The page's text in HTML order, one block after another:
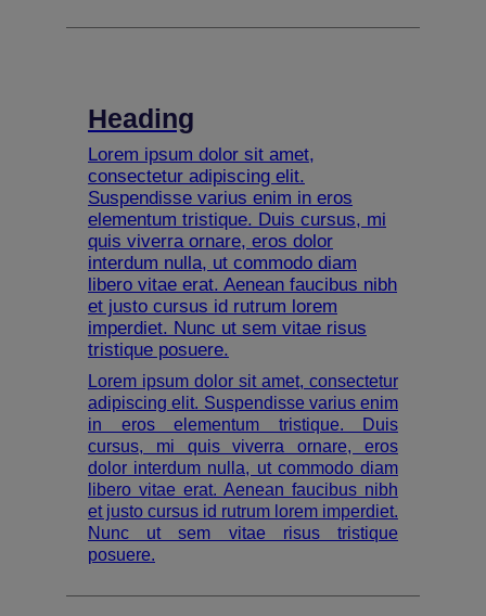
Heading
Lorem ipsum dolor sit amet,
consectetur adipiscing elit.
Suspendisse varius enim in eros
elementum tristique. Duis cursus, mi
quis viverra ornare, eros dolor
interdum nulla, ut commodo diam
libero vitae erat. Aenean faucibus nibh
et justo cursus id rutrum lorem
imperdiet. Nunc ut sem vitae risus
tristique posuere.
Lorem ipsum dolor sit amet, consectetur
adipiscing elit. Suspendisse varius enim
in eros elementum tristique. Duis
cursus, mi quis viverra ornare, eros
dolor interdum nulla, ut commodo diam
libero vitae erat. Aenean faucibus nibh
et justo cursus id rutrum lorem imperdiet.
Nunc ut sem vitae risus tristique
posuere.